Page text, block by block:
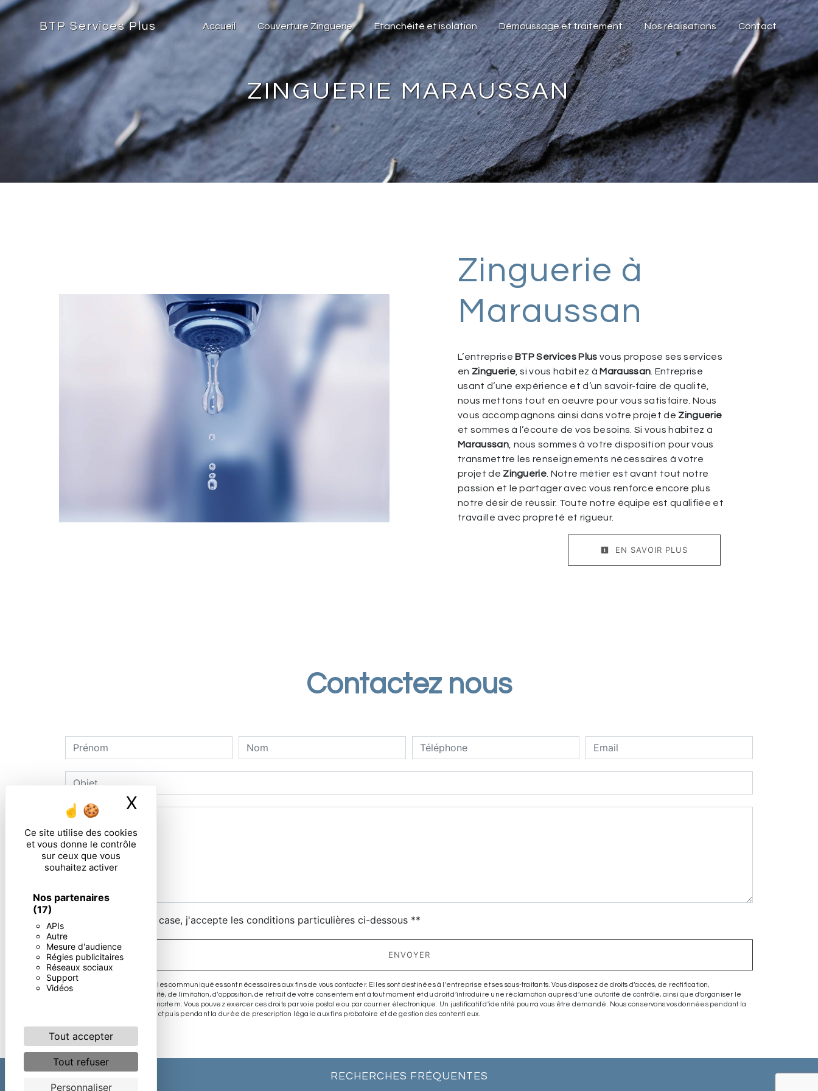
Panneau de gestion des cookies
Ce site utilise des cookies
et vous donne le contrôle
sur ceux que vous
souhaitez activer
Nos partenaires
(17)
APIs
Autre
Mesure d'audience
Régies publicitaires
Réseaux sociaux
Support
Vidéos
Tout accepter
Tout refuser
Personnaliser
X Masquer le bandeau des cookies
BTP Services Plus Accueil Couverture Zinguerie Etanchéité et isolation Démoussage et traitement Nos réalisations Contact
ZINGUERIE MARAUSSAN
Zinguerie à
Maraussan
L’entreprise BTP Services Plus vous propose ses services
en Zinguerie, si vous habitez à Maraussan . Entreprise
usant d’une expérience et d’un savoir-faire de qualité,
nous mettons tout en oeuvre pour vous satisfaire. Nous
vous accompagnons ainsi dans votre projet de Zinguerie
et sommes à l’écoute de vos besoins. Si vous habitez à
Maraussan, nous sommes à votre disposition pour vous
transmettre les renseignements nécessaires à votre
projet de Zinguerie . Notre métier est avant tout notre
passion et le partager avec vous renforce encore plus
notre désir de réussir. Toute notre équipe est qualifiée et
travaille avec propreté et rigueur.
EN SAVOIR PLUS
Contactez nous
En cochant cette case, j'accepte les conditions particulières ci-dessous **
ENVOYER
** Les données personnelles communiquées sont nécessaires aux fins de vous contacter. Elles sont destinées à l'entreprise et ses sous-traitants. Vous disposez de droits d’accès, de rectification,
d’effacement, de portabilité, de limitation, d’opposition, de retrait de votre consentement à tout moment et du droit d’introduire une réclamation auprès d’une autorité de contrôle, ainsi que d’organiser le
sort de vos données post-mortem. Vous pouvez exercer ces droits par voie postale ou par courrier électronique. Un justificatif d'identité pourra vous être demandé. Nous conservons vos données pendant la
période de prise de contact puis pendant la durée de prescription légale aux fins probatoire et de gestion des contentieux.
RECHERCHES FRÉQUENTES